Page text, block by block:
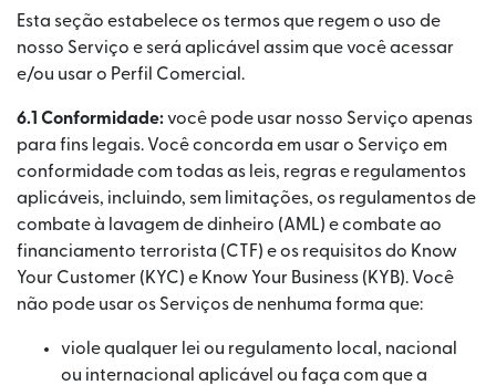
Esta seção estabelece os termos que regem o uso de
nosso Serviço e será aplicável assim que você acessar
e/ou usar o Perfil Comercial.
6.1 Conformidade:você pode usar nosso Serviço apenas
para fins legais. Você concorda em usar o Serviço em
conformidade com todas as leis, regras e regulamentos
aplicáveis, incluindo, sem limitações, os regulamentos de
combate à lavagem de dinheiro (AML) e combate ao
financiamento terrorista (CTF) e os requisitos do Know
Your Customer (KYC) e Know Your Business (KYB). Você
não pode usar os Serviços de nenhuma forma que:
viole qualquer lei ou regulamento local, nacional
ou internacional aplicável ou faça com que a